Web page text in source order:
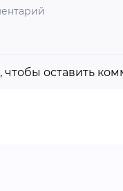
, чтобы оставить